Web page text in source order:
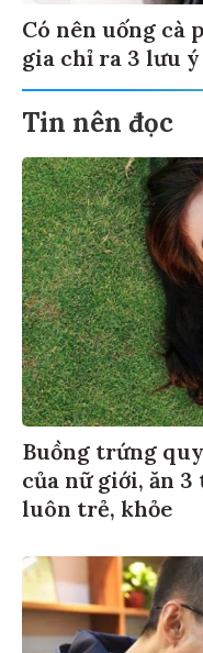
Có nên uống cà
gia chỉ ra 3 lưu
Tin nên đọc
Buồng trứng
của nữ giới, ăn
luôn trẻ, khỏe